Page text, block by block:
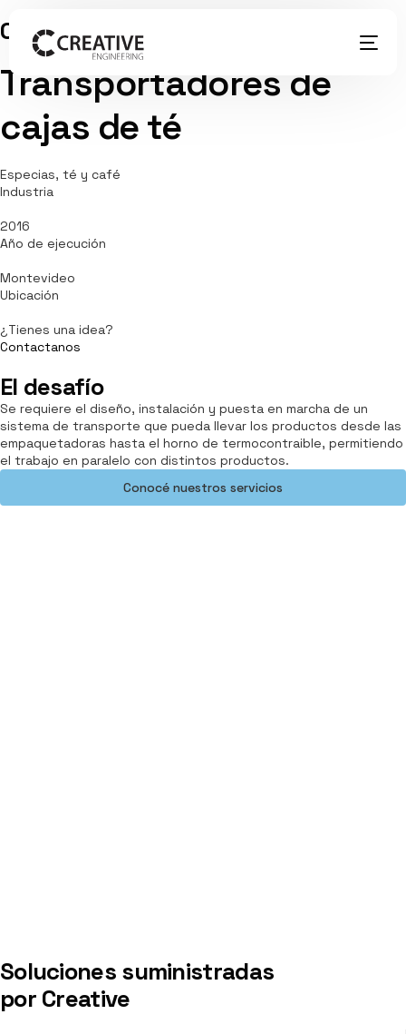
Casos de éxito
Transportadores de
cajas de té
Especias, té y café
Industria
2016
Año de ejecución
Montevideo
Ubicación
¿Tienes una idea?
Contactanos
El desafío
Se requiere el diseño, instalación y puesta en marcha de un
sistema de transporte que pueda llevar los productos desde las
empaquetadoras hasta el horno de termocontraible, permitiendo
el trabajo en paralelo con distintos productos.
Conocé nuestros servicios
Soluciones suministradas
por Creative